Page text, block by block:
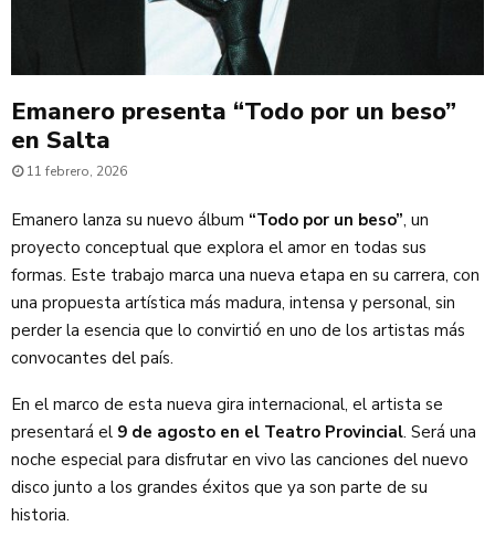
Emanero presenta “Todo por un beso”
en Salta
11 febrero, 2026
Emanero lanza su nuevo álbum “Todo por un beso”, un
proyecto conceptual que explora el amor en todas sus
formas. Este trabajo marca una nueva etapa en su carrera, con
una propuesta artística más madura, intensa y personal, sin
perder la esencia que lo convirtió en uno de los artistas más
convocantes del país.
En el marco de esta nueva gira internacional, el artista se
presentará el 9 de agosto en el Teatro Provincial. Será una
noche especial para disfrutar en vivo las canciones del nuevo
disco junto a los grandes éxitos que ya son parte de su
historia.